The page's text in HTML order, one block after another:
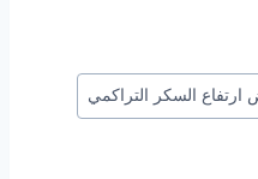
ارتفاع السكر التراكمي